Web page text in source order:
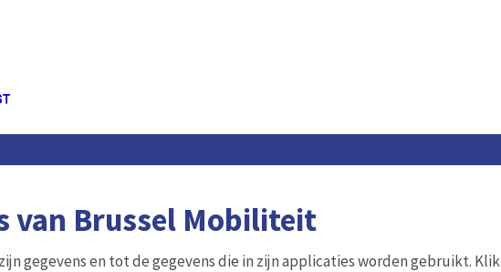
van Brussel Mobiliteit
gegevens en tot de gegevens die in zijn applicaties worden gebruikt. Klik